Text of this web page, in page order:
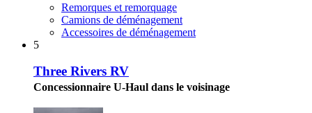
Remorques et remorquage
Camions de déménagement
Accessoires de déménagement
5
Three Rivers RV
Concessionnaire U-Haul dans le voisinage